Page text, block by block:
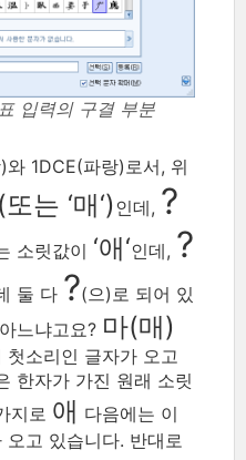
입력의 구결 부분
1DCE(파랑)로서, 위
또는 ‘매‘)인데, ?
소릿값이 ‘애‘인데, ?
둘 다 ?(으)로 되어 있
느냐고요? 마(매)
소리인 글자가 오고
한자가 가진 원래 소릿
지로 애 다음에는 이
고 있습니다. 반대로